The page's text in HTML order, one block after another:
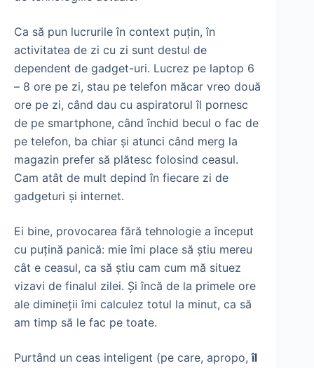
Ca să pun lucrurile în context puțin, în
activitatea de zi cu zi sunt destul de
dependent de gadget-uri. Lucrez pe laptop 6
– 8 ore pe zi, stau pe telefon măcar vreo două
ore pe zi, când dau cu aspiratorul îl pornesc
de pe smartphone, când închid becul o fac de
pe telefon, ba chiar și atunci când merg la
magazin prefer să plătesc folosind ceasul.
Cam atât de mult depind în fiecare zi de
gadgeturi și internet.
Ei bine, provocarea fără tehnologie a început
cu puțină panică: mie îmi place să știu mereu
cât e ceasul, ca să știu cam cum mă situez
vizavi de finalul zilei. Și încă de la primele ore
ale dimineții îmi calculez totul la minut, ca să
am timp să le fac pe toate.
Purtând un ceas inteligent (pe care, apropo,îl